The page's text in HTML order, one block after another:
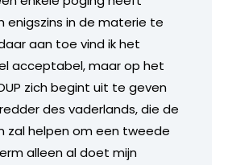
enigszins in de materie te
aan toe vind ik het
acceptabel, maar op het
zich begint uit te geven
des vaderlands, die de
zal helpen om een tweede
alleen al doet mijn